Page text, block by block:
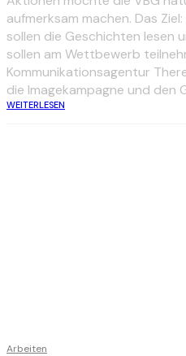
aufmerksam machen. Das
sollen die Geschichten lesen
sollen am Wettbewerb
Kommunikationsagentur
die Imagekampagne und den
WEITERLESEN
Arbeiten